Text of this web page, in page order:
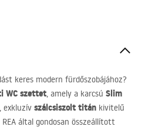
keres modern fürdőszobájához?
WC szettet, amely a karcsú Slim
exkluzív szálcsiszolt titán kivitelű
REA által gondosan összeállított